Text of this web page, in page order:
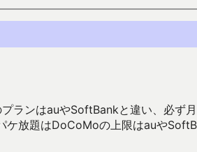
ランはauやSoftBankと違い、必ず
放題はDoCoMoの上限はauや